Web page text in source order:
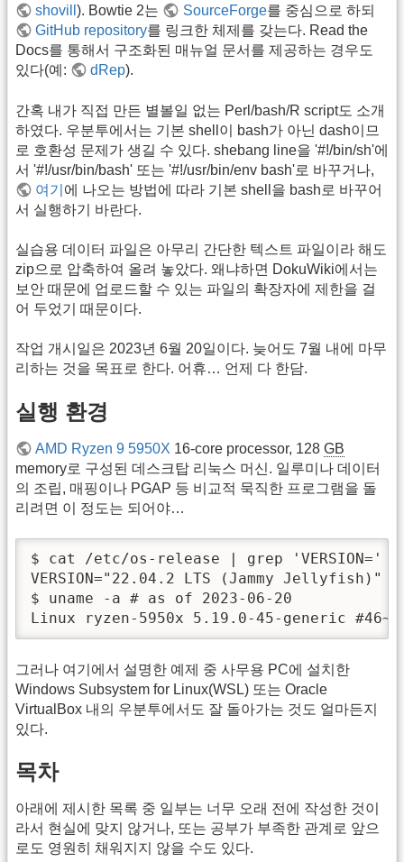
shovill). Bowtie 2는 SourceForge를 중심으로 하되
GitHub repository를 링크한 체제를 갖는다. Read the
Docs를 통해서 구조화된 매뉴얼 문서를 제공하는 경우도
있다(예:
dRep).
간혹 내가 직접 만든 별볼일 없는 Perl/bash/R script도 소개
하였다. 우분투에서는 기본 shell이 bash가 아닌 dash이므
로 호환성 문제가 생길 수 있다. shebang line을 '#!/bin/sh'에
서 '#!/usr/bin/bash' 또는 '#!/usr/bin/env bash'로 바꾸거나,
여기 에 나오는 방법에 따라 기본 shell을 bash로 바꾸어
서 실행하기 바란다.
실습용 데이터 파일은 아무리 간단한 텍스트 파일이라 해도
zip으로 압축하여 올려 놓았다. 왜냐하면 DokuWiki에서는
보안 때문에 업로드할 수 있는 파일의 확장자에 제한을 걸
어 두었기 때문이다.
작업 개시일은 2023년 6월 20일이다. 늦어도 7월 내에 마무
리하는 것을 목표로 한다. 어휴… 언제 다 한담.
실행 환경
AMD Ryzen 9 5950X 16-core processor, 128GB
memory로 구성된 데스크탑 리눅스 머신. 일루미나 데이터
의 조립, 매핑이나 PGAP 등 비교적 묵직한 프로그램을 돌
리려면 이 정도는 되어야…
$ cat /etc/os-release | grep 'VERSION='
VERSION="22.04.2 LTS (Jammy Jellyfish)"
$ uname -a # as of 2023-06-20
Linux ryzen-5950x 5.19.0-45-generic
그러나 여기에서 설명한 예제 중 사무용 PC에 설치한
Windows Subsystem for Linux(WSL) 또는 Oracle
VirtualBox 내의 우분투에서도 잘 돌아가는 것도 얼마든지
있다.
목차
아래에 제시한 목록 중 일부는 너무 오래 전에 작성한 것이
라서 현실에 맞지 않거나, 또는 공부가 부족한 관계로 앞으
로도 영원히 채워지지 않을 수도 있다.